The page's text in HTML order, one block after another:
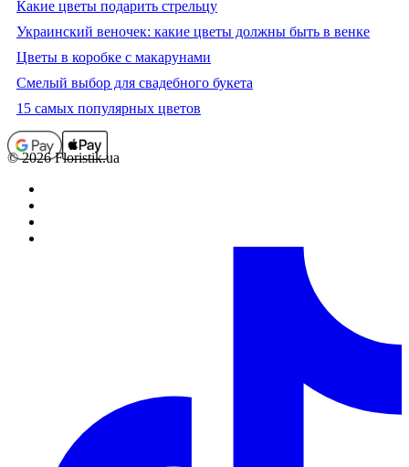
Какие цветы подарить стрельцу
Украинский веночек: какие цветы должны быть в венке
Цветы в коробке с макарунами
Смелый выбор для свадебного букета
15 самых популярных цветов
© 2026 Floristik.ua